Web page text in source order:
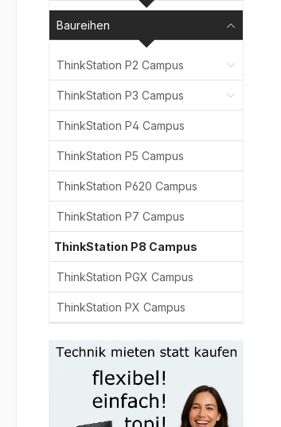
Baureihen
ThinkStation P2 Campus
ThinkStation P3 Campus
ThinkStation P4 Campus
ThinkStation P5 Campus
ThinkStation P620 Campus
ThinkStation P7 Campus
ThinkStation P8 Campus
ThinkStation PGX Campus
ThinkStation PX Campus